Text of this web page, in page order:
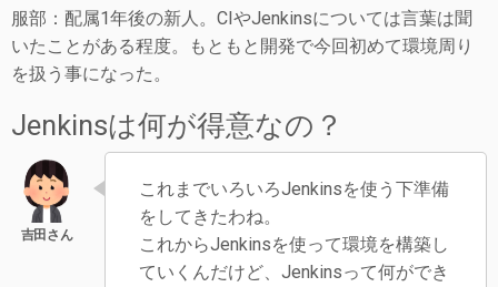
服部：配属1年後の新人。CIやJenkinsについては言葉は聞
いたことがある程度。もともと開発で今回初めて環境周り
を扱う事になった。
Jenkinsは何が得意なの？
これまでいろいろJenkinsを使う下準備
をしてきたわね。
これからJenkinsを使って環境を構築し
ていくんだけど、Jenkinsって何ができ